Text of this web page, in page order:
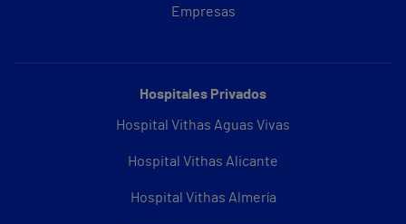
Empresas
Hospitales Privados
Hospital Vithas Aguas Vivas
Hospital Vithas Alicante
Hospital Vithas Almería